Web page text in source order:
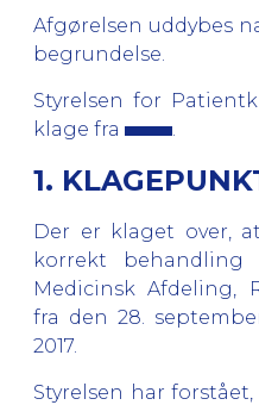
Afgørelsen uddybes
begrundelse.
Styrelsen for
klage fra
1.
Der er klaget over, at
korrekt
Medicinsk Afdeling,
fra den 28.
2017.
Styrelsen har